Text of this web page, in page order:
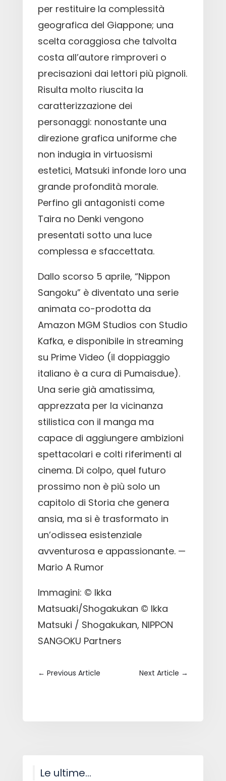
per restituire la complessità
geografica del Giappone; una
scelta coraggiosa che talvolta
costa all’autore rimproveri o
precisazioni dai lettori più pignoli.
Risulta molto riuscita la
caratterizzazione dei
personaggi: nonostante una
direzione grafica uniforme che
non indugia in virtuosismi
estetici, Matsuki infonde loro una
grande profondità morale.
Perfino gli antagonisti come
Taira no Denki vengono
presentati sotto una luce
complessa e sfaccettata.
Dallo scorso 5 aprile, “Nippon
Sangoku” è diventato una serie
animata co-prodotta da
Amazon MGM Studios con Studio
Kafka, e disponibile in streaming
su Prime Video (il doppiaggio
italiano è a cura di Pumaisdue).
Una serie già amatissima,
apprezzata per la vicinanza
stilistica con il manga ma
capace di aggiungere ambizioni
spettacolari e colti riferimenti al
cinema. Di colpo, quel futuro
prossimo non è più solo un
capitolo di Storia che genera
ansia, ma si è trasformato in
un’odissea esistenziale
avventurosa e appassionante. —
Mario A Rumor
Immagini: © Ikka
Matsuaki/Shogakukan © Ikka
Matsuki / Shogakukan, NIPPON
SANGOKU Partners
← Previous Article Next Article →
Le ultime…